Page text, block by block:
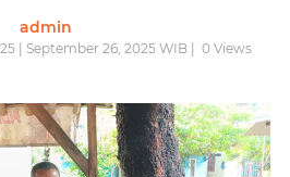
admin
| September 26, 2025 WIB | 0Views